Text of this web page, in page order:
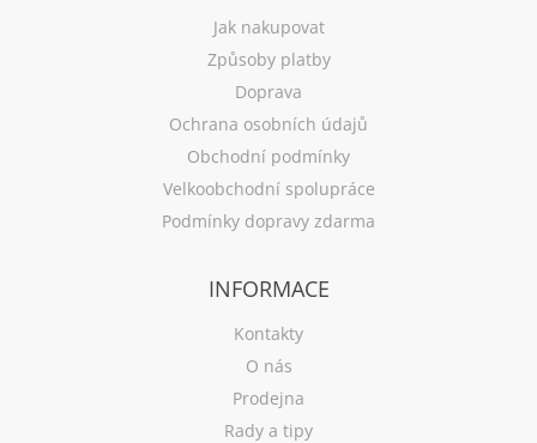
Jak nakupovat
Způsoby platby
Doprava
Ochrana osobních údajů
Obchodní podmínky
Velkoobchodní spolupráce
Podmínky dopravy zdarma
INFORMACE
Kontakty
O nás
Prodejna
Rady a tipy